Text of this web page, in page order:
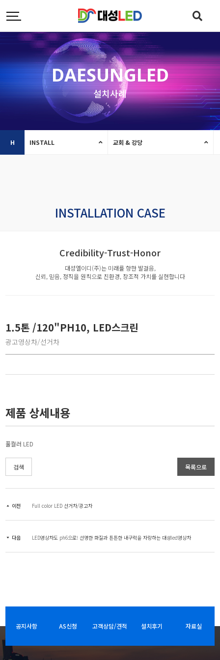
DAESUNGLED
설치사례
H INSTALL 교회 & 강당
INSTALLATION CASE
Credibility-Trust-Honor
대성엘이디(주)는 미래를 향한 발걸음,
신뢰, 믿음, 정직을 원칙으로 친환경, 창조적 가치를 실현합니다
1.5톤 /120"PH10, LED스크린
광고영상차/선거차
제품 상세내용
풀컬러 LED
검색 목록으로
이전 Full color LED 선거차/광고차
다음 LED영상차도 ph6으로! 선명한 화질과 튼튼한 내구력을 자랑하는 대성led영상차
공지사항 AS신청 고객상담/견적 설치후기 자료실